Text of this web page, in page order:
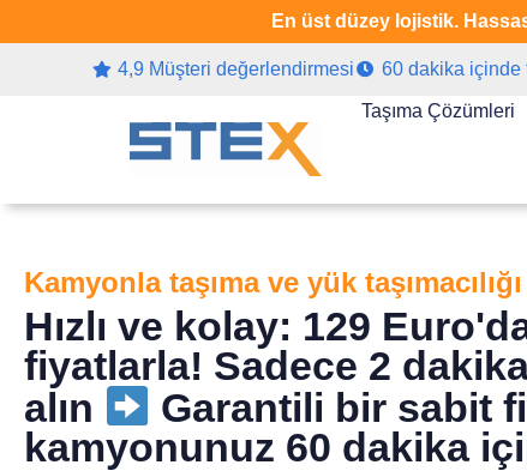
En üst düzey lojistik.
4,9 Müşteri değerlendirmesi 60 dakika içinde
Taşıma Çözümleri
Kamyonla taşıma ve yük taşımacılığı
Hızlı ve kolay: 129
fiyatlarla! Sadece 2
alın
Garantili bir sabit
kamyonunuz 60 dakika